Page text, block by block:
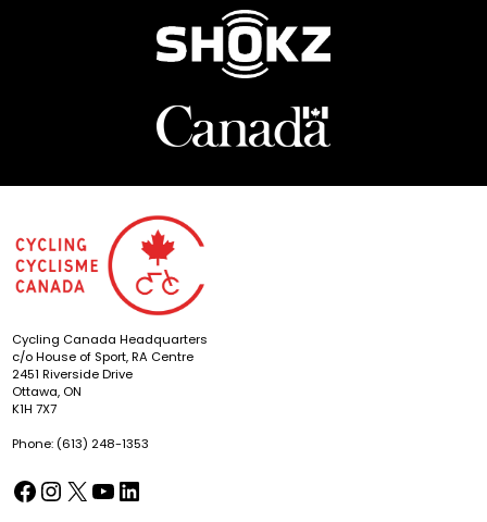
Cycling Canada Headquarters
c/o House of Sport, RA Centre
2451 Riverside Drive
Ottawa, ON
K1H 7X7
Phone: (613) 248-1353
Facebook(opens in a new tab) Instagram
(opens in a new tab) X
(opens in a new tab) YouTube
(opens in a new tab) LinkedIn
(opens in a new tab)